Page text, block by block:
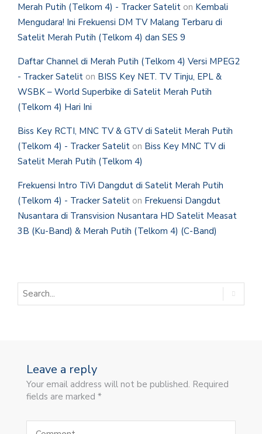
Merah Putih (Telkom 4) - Tracker Satelit on Kembali
Mengudara! Ini Frekuensi DM TV Malang Terbaru di
Satelit Merah Putih (Telkom 4) dan SES 9
Daftar Channel di Merah Putih (Telkom 4) Versi MPEG2
- Tracker Satelit on BISS Key NET. TV Tinju, EPL &
WSBK – World Superbike di Satelit Merah Putih
(Telkom 4) Hari Ini
Biss Key RCTI, MNC TV & GTV di Satelit Merah Putih
(Telkom 4) - Tracker Satelit on Biss Key MNC TV di
Satelit Merah Putih (Telkom 4)
Frekuensi Intro TiVi Dangdut di Satelit Merah Putih
(Telkom 4) - Tracker Satelit on Frekuensi Dangdut
Nusantara di Transvision Nusantara HD Satelit Measat
3B (Ku-Band) & Merah Putih (Telkom 4) (C-Band)
Leave a reply
Your email address will not be published. Required
fields are marked *